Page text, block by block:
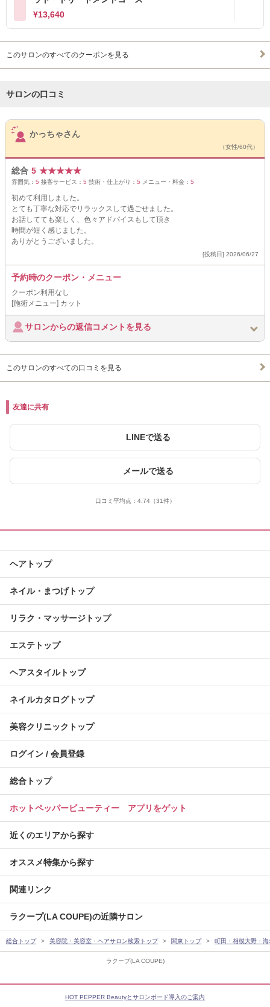
ラクープ(LA COUPE)
¥13,640
このサロンのすべてのクーポンを見る
サロンの口コミ
サロンPick Up
かっちゃさん
（女性/60代）
総合 5 ★★★★★
雰囲気： 5 接客サービス： 5 技術・仕上がり： 5 メニュー・料金： 5
初めて利用しました。
とても丁寧な対応でリラックスして過ごせました。
お話してても楽しく、色々アドバイスもして頂き
時間が短く感じました。
ありがとうございました。
[投稿日] 2026/06/27
予約時のクーポン・メニュー
クーポン利用なし
[施術メニュー] カット
サロンからの返信コメントを見る
このサロンのすべての口コミを見る
友達に共有
LINEで送る
メールで送る
口コミ平均点： 4.74（31件）
ヘアトップ
ネイル・まつげトップ
リラク・マッサージトップ
エステトップ
ヘアスタイルトップ
ネイルカタログトップ
美容クリニックトップ
ログイン / 会員登録
総合トップ
ホットペッパービューティー アプリをゲット
近くのエリアから探す
オススメ特集から探す
関連リンク
ラクープ(LA COUPE)の近隣サロン
総合トップ 美容院・美容室・ヘアサロン検索トップ 関東トップ 町田・相模大野・
HOT PEPPER Beautyとサロンボード導入のご案内